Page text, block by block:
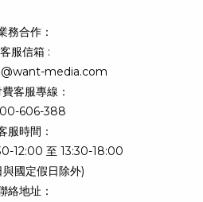
務合作：
客服信箱 :
media.com
客服專線：
606-388
服時間：
12:00 至 13:30-18:00
與國定假日除外)
絡地址：